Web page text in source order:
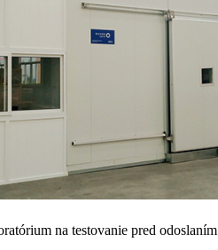
na testovanie pred odoslaním